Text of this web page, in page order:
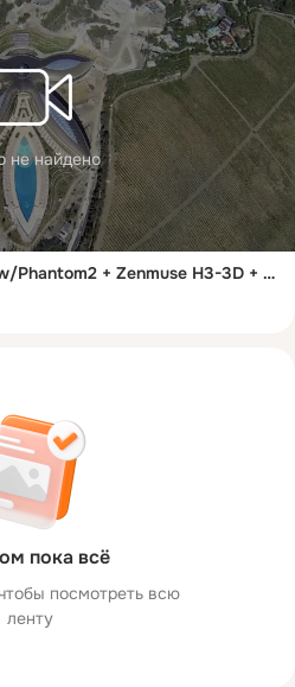
не найдено
Mriya Resort Rixos Crimea w/Phantom2 + Zenmuse H3-3D + GoPro 3 BE
пока всё
посмотреть всю
ленту